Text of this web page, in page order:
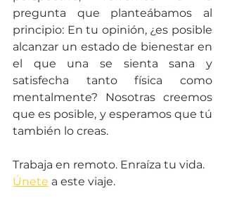
pregunta que planteábamos al
principio: En tu opinión, ¿es posible
alcanzar un estado de bienestar en
el que una se sienta sana y
satisfecha tanto física como
mentalmente? Nosotras creemos
que es posible, y esperamos que tú
también lo creas.
Trabaja en remoto. Enraíza tu vida.
Únete a este viaje.